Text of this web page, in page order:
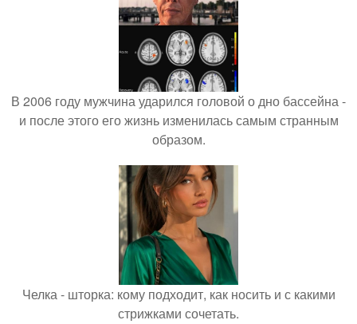
В 2006 году мужчина ударился головой о дно бассейна -
и после этого его жизнь изменилась самым странным
образом.
Челка - шторка: кому подходит, как носить и с какими
стрижками сочетать.